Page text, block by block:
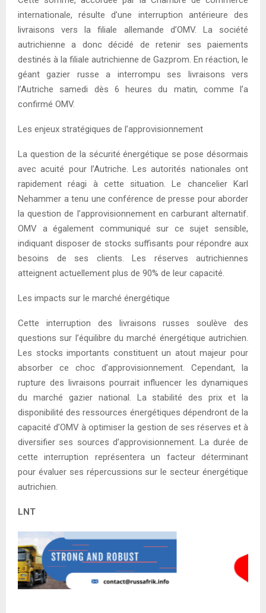
internationale, résulte d’une interruption antérieure des
livraisons vers la filiale allemande d’OMV. La société
autrichienne a donc décidé de retenir ses paiements
destinés à la filiale autrichienne de Gazprom. En réaction, le
géant gazier russe a interrompu ses livraisons vers
l’Autriche samedi dès 6 heures du matin, comme l’a
confirmé OMV.
Les enjeux stratégiques de l’approvisionnement
La question de la sécurité énergétique se pose désormais
avec acuité pour l’Autriche. Les autorités nationales ont
rapidement réagi à cette situation. Le chancelier Karl
Nehammer a tenu une conférence de presse pour aborder
la question de l’approvisionnement en carburant alternatif.
OMV a également communiqué sur ce sujet sensible,
indiquant disposer de stocks suffisants pour répondre aux
besoins de ses clients. Les réserves autrichiennes
atteignent actuellement plus de 90% de leur capacité.
Les impacts sur le marché énergétique
Cette interruption des livraisons russes soulève des
questions sur l’équilibre du marché énergétique autrichien.
Les stocks importants constituent un atout majeur pour
absorber ce choc d’approvisionnement. Cependant, la
rupture des livraisons pourrait influencer les dynamiques
du marché gazier national. La stabilité des prix et la
disponibilité des ressources énergétiques dépendront de la
capacité d’OMV à optimiser la gestion de ses réserves et à
diversifier ses sources d’approvisionnement. La durée de
cette interruption représentera un facteur déterminant
pour évaluer ses répercussions sur le secteur énergétique
autrichien.
LNT